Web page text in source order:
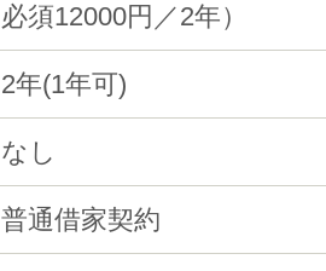
必須12000円／2年）
2年(1年可)
なし
普通借家契約